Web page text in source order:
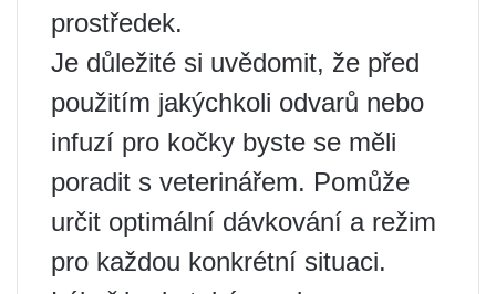
prostředek.
Je důležité si uvědomit, že před
použitím jakýchkoli odvarů nebo
infuzí pro kočky byste se měli
poradit s veterinářem. Pomůže
určit optimální dávkování a režim
pro každou konkrétní situaci.